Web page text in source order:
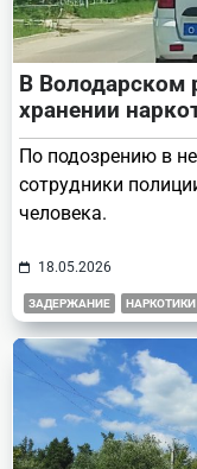
В Володарском
хранении
По подозрению в
сотрудники
человека.
18.05.2026
ЗАДЕРЖАНИЕ НАРКОТИКИ